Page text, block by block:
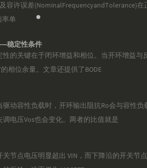
容许误差(NominalFrequencyandTolerance)在
率单
稳定性条件
的关键在于闭环增益和相位。当开环增益与
相位余量。文章还提供了BODE
动容性负载时，开环输出阻抗Ro会与容性
电压Vos也会变化。两者的比值就是
节点电压明显超出 VIN，而下降沿的开关节点